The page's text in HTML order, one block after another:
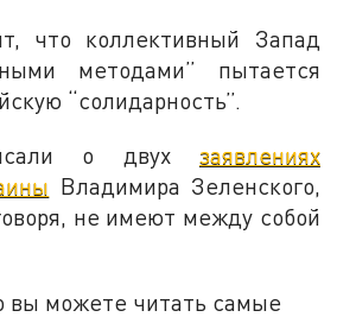
что коллективный Запад
методами” пытается
“солидарность”.
о двух заявлениях
Владимира Зеленского,
не имеют между собой
вы можете читать самые